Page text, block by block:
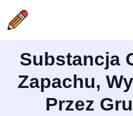
Substancja
Zapachu,
Przez